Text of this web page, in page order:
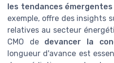
les tendances émergentes
exemple, offre des insights
relatives au secteur
CMO de devancer la
longueur d'avance est